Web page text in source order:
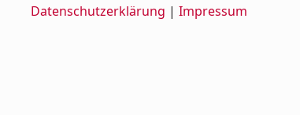
Datenschutzerklärung | Impressum